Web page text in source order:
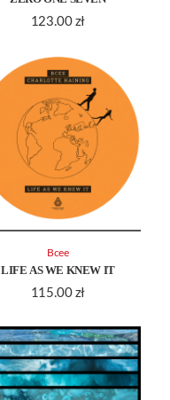
123.00 zł
LIFE AS WE KNEW IT
115.00 zł
Bcee